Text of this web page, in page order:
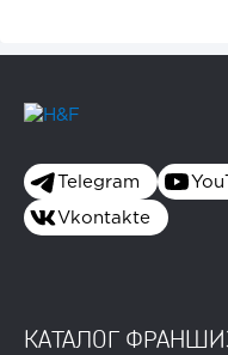
Telegram
Vkontakte
КАТАЛОГ